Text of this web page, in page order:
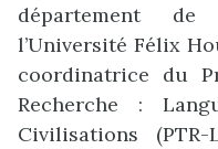
département
l’Université Félix
coordinatrice du
Recherche :
Civilisations